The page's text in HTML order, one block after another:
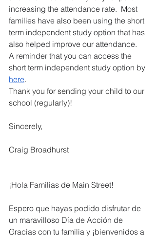
increasing the attendance rate.  Most
families have also been using the short
term independent study option that has
also helped improve our attendance.
A reminder that you can access the
short term independent study option by
here.
Thank you for sending your child to our
school (regularly)!
Sincerely,
Craig Broadhurst
¡Hola Familias de Main Street!
Espero que hayas podido disfrutar de
un maravilloso Día de Acción de
Gracias con tu familia y ¡bienvenidos a